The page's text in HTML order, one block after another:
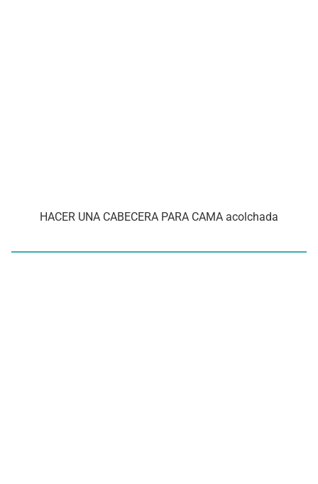
HACER UNA CABECERA PARA CAMA acolchada